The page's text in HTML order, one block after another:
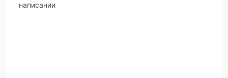
написании